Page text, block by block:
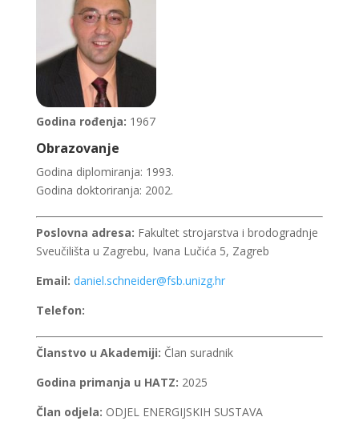
Godina rođenja: 1967
Obrazovanje
Godina diplomiranja: 1993.
Godina doktoriranja: 2002.
Poslovna adresa: Fakultet strojarstva i brodogradnje
Sveučilišta u Zagrebu, Ivana Lučića 5, Zagreb
Email: daniel.schneider@fsb.unizg.hr
Telefon:
Članstvo u Akademiji: Član suradnik
Godina primanja u HATZ: 2025
Član odjela: ODJEL ENERGIJSKIH SUSTAVA